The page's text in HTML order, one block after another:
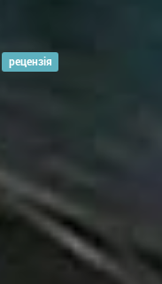
рецензія